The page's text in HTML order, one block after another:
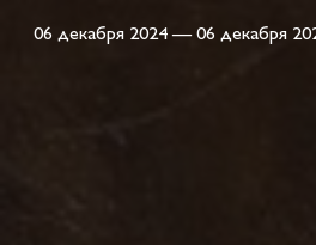
06 декабря 2024 — 06 декабря